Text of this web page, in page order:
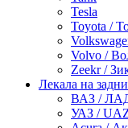
Tesla
Toyota /
Volvo /
Zeekr /
Лекала на
ВАЗ /
УАЗ /